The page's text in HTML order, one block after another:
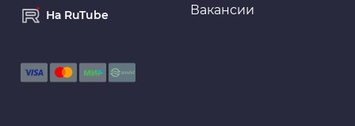
Вакансии
На RuTube